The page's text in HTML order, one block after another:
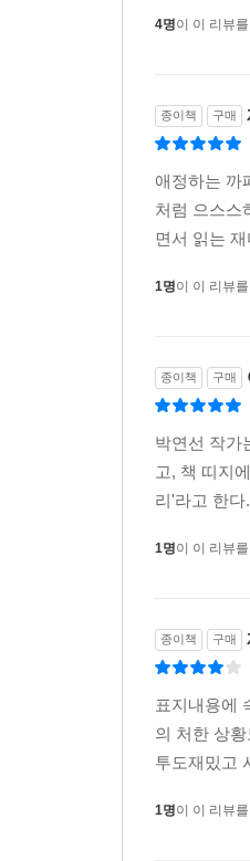
서울에서 시골
영화의 브로맨
강무순의 뇌로
끼에 새참까지
집안 최대의 골
정녕 저게 내 새
난다. 생때같
안달이던 두 사
여기에 종갓집
4명이 이 리뷰
종이책 구매
애정하는 까
처럼 으스스
면서 읽는
1명이 이 리뷰
종이책 구매
박연선 작가
고, 책 띠지
리'라고 한
1명이 이 리뷰
종이책 구매
표지내용에
의 처한 상
투도재밌고
1명이 이 리뷰